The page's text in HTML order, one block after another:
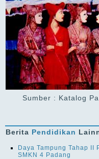
Sumber : Katalog
Berita Pendidikan
Daya Tampung Tahap II
SMKN 4 Padang